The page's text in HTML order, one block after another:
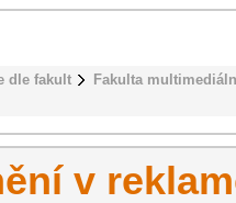
dle fakult
Fakulta
v